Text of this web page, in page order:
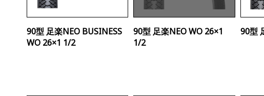
90型 足楽NEO BUSINESS
WO 26×1 1/2
90型 足楽NEO WO 26×1
1/2
90型